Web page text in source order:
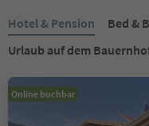
Hotel & Pension
Bed &
Urlaub auf dem
Online buchbar